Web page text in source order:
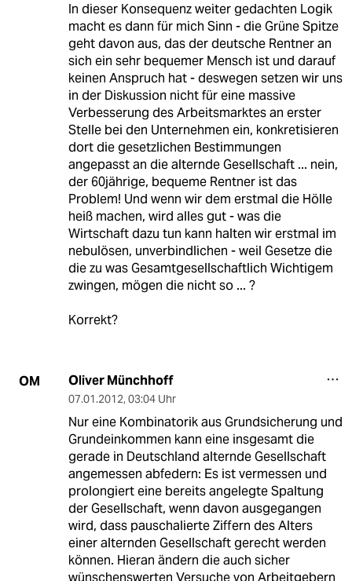
In dieser Konsequenz weiter gedachten Logik
macht es dann für mich Sinn - die Grüne Spitze
geht davon aus, das der deutsche Rentner an
sich ein sehr bequemer Mensch ist und darauf
keinen Anspruch hat - deswegen setzen wir uns
in der Diskussion nicht für eine massive
Verbesserung des Arbeitsmarktes an erster
Stelle bei den Unternehmen ein, konkretisieren
dort die gesetzlichen Bestimmungen
angepasst an die alternde Gesellschaft ... nein,
der 60jährige, bequeme Rentner ist das
Problem! Und wenn wir dem erstmal die Hölle
heiß machen, wird alles gut - was die
Wirtschaft dazu tun kann halten wir erstmal im
nebulösen, unverbindlichen - weil Gesetze die
die zu was Gesamtgesellschaftlich Wichtigem
zwingen, mögen die nicht so ... ?
Korrekt?
OM Oliver Münchhoff
07.01.2012, 03:04 Uhr
Nur eine Kombinatorik aus Grundsicherung und
Grundeinkommen kann eine insgesamt die
gerade in Deutschland alternde Gesellschaft
angemessen abfedern: Es ist vermessen und
prolongiert eine bereits angelegte Spaltung
der Gesellschaft, wenn davon ausgegangen
wird, dass pauschalierte Ziffern des Alters
einer alternden Gesellschaft gerecht werden
können. Hieran ändern die auch sicher